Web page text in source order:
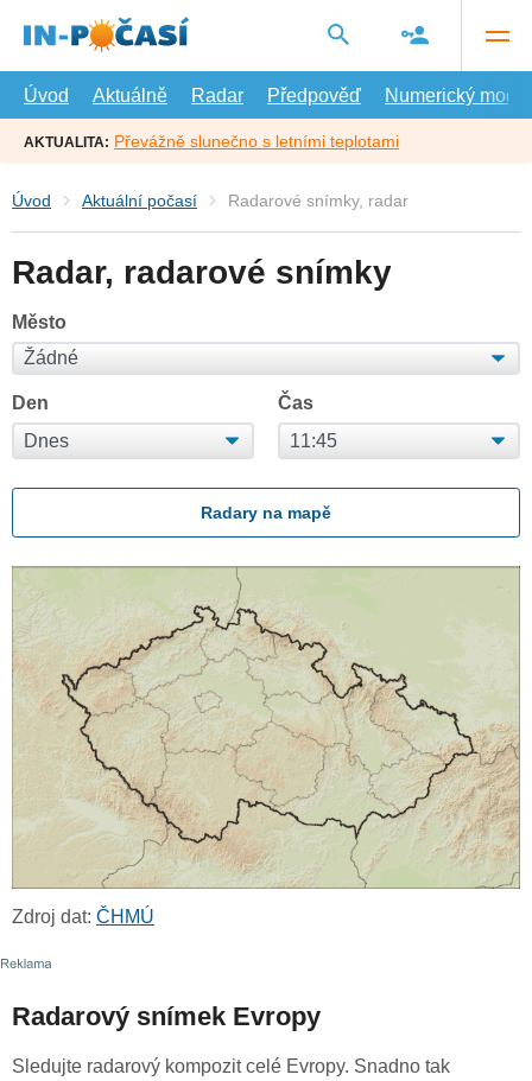
hlavní
Úvod
Aktuálně Radar Předpověď Numerický model
AKTUALITA: Převážně slunečno s letními teplotami
Úvod Aktuální počasí Radarové snímky, radar
Radar, radarové snímky
Město
Den Čas
Radary na mapě
Zdroj dat: ČHMÚ
Radarový snímek Evropy
Sledujte radarový kompozit celé Evropy. Snadno tak